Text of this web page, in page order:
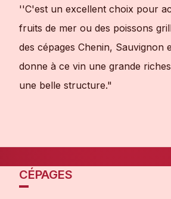
''C'est un excellent choix pour
fruits de mer ou des poissons
des cépages Chenin, Sauvignon
donne à ce vin une grande
une belle structure."
CÉPAGES